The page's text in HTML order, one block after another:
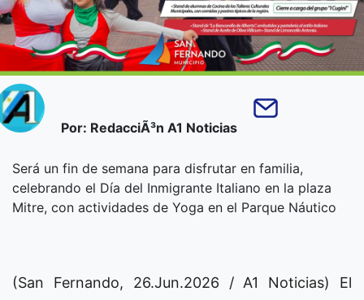
Por: RedacciÃ³n A1 Noticias
Será un fin de semana para disfrutar en familia,
celebrando el Día del Inmigrante Italiano en la plaza
Mitre, con actividades de Yoga en el Parque Náutico
(San Fernando, 26.Jun.2026 / A1 Noticias) El